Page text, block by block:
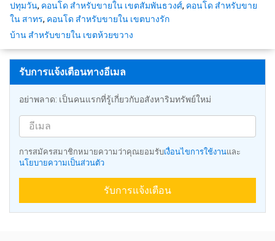
ปทุมวัน, คอนโด สำหรับขายใน เขตสัมพันธวงศ์, คอนโด สำหรับขาย
ใน สาทร, คอนโด สำหรับขายใน เขตบางรัก
บ้าน สำหรับขายใน เขตห้วยขวาง
รับการแจ้งเตือนทางอีเมล
อย่าพลาด: เป็นคนแรกที่รู้เกี่ยวกับอสังหาริมทรัพย์ใหม่
การสมัครสมาชิกหมายความว่าคุณยอมรับเงื่อนไขการใช้งานและ
นโยบายความเป็นส่วนตัว
รับการแจ้งเตือน